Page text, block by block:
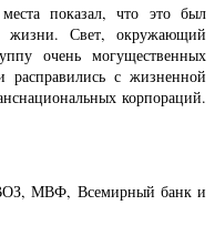
показал, что это был
жизни. Свет, окружающий
очень могущественных
с жизненной
корпораций.
МВФ, Всемирный банк и